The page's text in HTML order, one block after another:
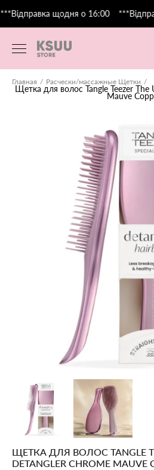
щодня о 16:00
Главная Расчески/массажные Щетки
Щетка для волос Tangle Teezer
Mauve
ЩЕТКА ДЛЯ ВОЛОС TANGLE
DETANGLER CHROME MAUVE